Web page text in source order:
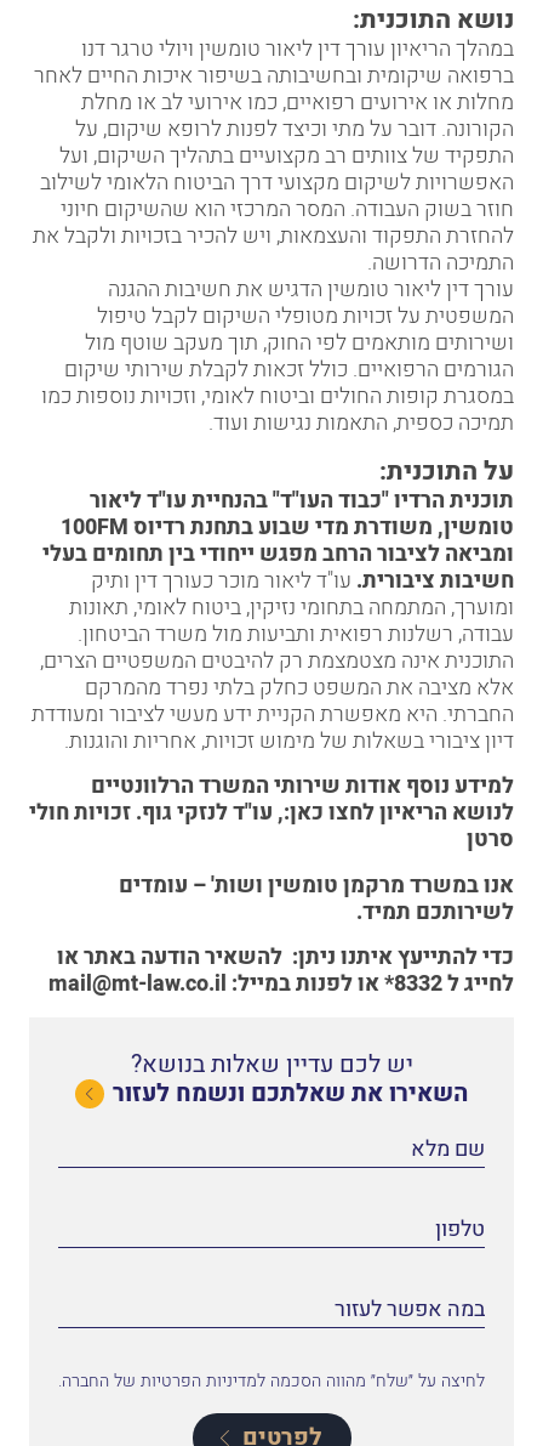
נושא התוכנית:
במהלך הריאיון עורך דין ליאור טומשין ויולי טרגר דנו
ברפואה שיקומית ובחשיבותה בשיפור איכות החיים לאחר
מחלות או אירועים רפואיים, כמו אירועי לב או מחלת
הקורונה. דובר על מתי וכיצד לפנות לרופא שיקום, על
התפקיד של צוותים רב מקצועיים בתהליך השיקום, ועל
האפשרויות לשיקום מקצועי דרך הביטוח הלאומי לשילוב
חוזר בשוק העבודה. המסר המרכזי הוא שהשיקום חיוני
להחזרת התפקוד והעצמאות, ויש להכיר בזכויות ולקבל את
התמיכה הדרושה.
עורך דין ליאור טומשין הדגיש את חשיבות ההגנה
המשפטית על זכויות מטופלי השיקום לקבל טיפול
ושירותים מותאמים לפי החוק, תוך מעקב שוטף מול
הגורמים הרפואיים. כולל זכאות לקבלת שירותי שיקום
במסגרת קופות החולים וביטוח לאומי, וזכויות נוספות כמו
תמיכה כספית, התאמות נגישות ועוד.
על התוכנית:
תוכנית הרדיו "כבוד העו"ד" בהנחיית עו"דליאור
טומשין
, משודרת מדי שבוע בתחנת רדיוס 100FM
ומביאה לציבור הרחב מפגש ייחודי בין תחומים בעלי
חשיבות ציבורית. עו"ד ליאור מוכר כעורך דין ותיק
ומוערך, המתמחה בתחומינזיקין, ביטוח לאומי,תאונות
עבודה,רשלנות רפואיתותביעות מולמשרד הביטחון.
התוכנית אינה מצטמצמת רק להיבטים המשפטיים הצרים,
אלא מציבה את המשפט כחלק בלתי נפרד מהמרקם
החברתי. היא מאפשרת הקניית ידע מעשי לציבור ומעודדת
דיון ציבורי בשאלות של מימוש זכויות, אחריות והוגנות.
למידע נוסף אודות שירותי המשרד הרלוונטיים
לנושא הריאיון לחצו כאן:, עו"ד לנזקי גוף.זכויות חולי
סרטן
אנו במשרד מרקמן טומשין ושות' – עומדים
לשירותכם תמיד.
כדי להתייעץ איתנוניתן: להשאיר הודעה באתראו
לחייג ל8332* או לפנות במייל: mail@mt-law.co.il
יש לכם עדיין שאלות בנושא?
השאירו את שאלתכם ונשמח לעזור
לחיצה על ״שלח״ מהווה הסכמה למדיניות הפרטיות של החברה.
לפרטים